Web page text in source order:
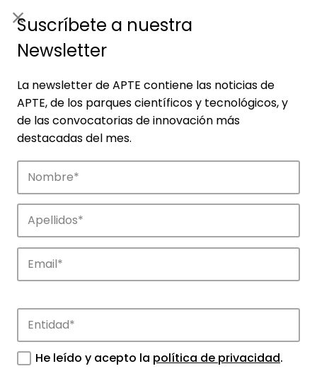
Empresas
Descubre las empresas que impulsan la
innovación en los parques de APTE.
PIT Ideas
Suscríbete a nuestra
Newsletter
La newsletter de APTE contiene las noticias de
APTE, de los parques científicos y tecnológicos, y
de las convocatorias de innovación más
destacadas del mes.
He leído y acepto la política de privacidad.